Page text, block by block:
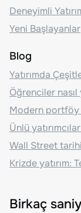
Deneyimli
Yeni Başlayanlar
Blog
Yatırımda
Öğrenciler nasıl
Modern
Ünlü
Wall Street
Krizde yatırım:
Birkaç